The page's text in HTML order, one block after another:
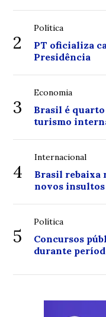
2
Política
PT oficializa
Presidência
3
Economia
Brasil é
turismo
4
Internacional
Brasil rebaixa
novos
5
Política
Concursos
durante